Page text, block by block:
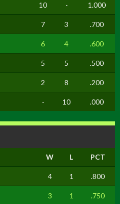
10 - 1.000
7 3 .700
6 4 .600
5 5 .500
2 8 .200
- 10 .000
W L PCT
4 1 .800
3 1 .750